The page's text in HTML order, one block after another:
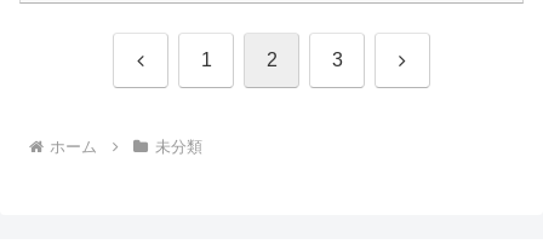
前 1 2 3 次
ホーム 未分類